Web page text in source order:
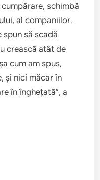
schimbă
al companiilor.
să scadă
crească atât de
cum am spus,
și nici măcar în
în înghețată”, a